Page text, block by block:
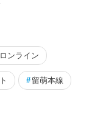
ンライン
# 留萌本線